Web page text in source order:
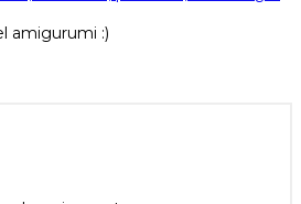
amigurumi :)